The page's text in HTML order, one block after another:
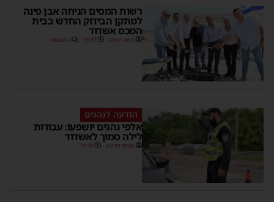
רשות המסים הניחה אבן פינה
למתקן הבידוק החדש בבית
המכס אשדוד
משה קאהן 15:37 2 תגובות
הודעה לנהגים
אלפי נהגים יושפעו: עבודות
לילה סמוך לאשדוד
מנחם דויטש 11:10